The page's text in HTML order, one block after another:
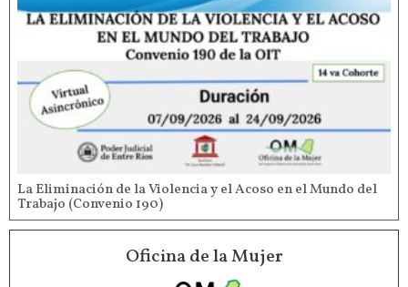
La Eliminación de la Violencia y el Acoso en el Mundo del
Trabajo (Convenio 190)
Oficina de la Mujer